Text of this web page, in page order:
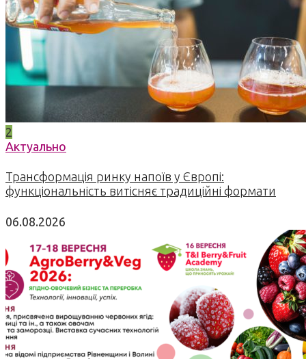
2
Актуально
Трансформація ринку напоїв у Європі:
функціональність витісняє традиційні формати
06.08.2026